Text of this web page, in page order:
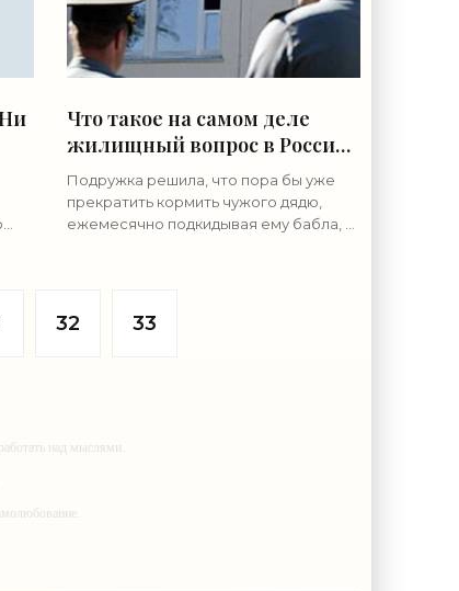
Что такое на самом деле
жилищный вопрос в России
- «Недвижимость»
Подружка решила, что пора бы уже
прекратить кормить чужого дядю,
ежемесячно подкидывая ему бабла, и
32 33
над мыслями.